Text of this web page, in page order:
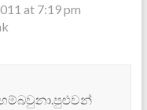
at 7:19 pm